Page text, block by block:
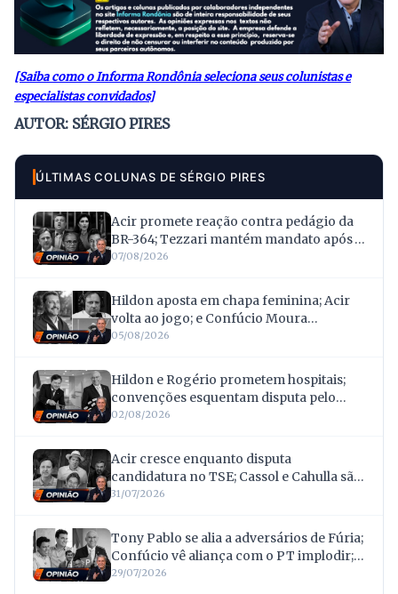
[Saiba como o Informa Rondônia seleciona seus colunistas e
especialistas convidados]
AUTOR: SÉRGIO PIRES
ÚLTIMAS COLUNAS DE SÉRGIO PIRES
Acir promete reação contra pedágio da
BR-364; Tezzari mantém mandato após
troca para apoiar Fúria; e Marina Silva e
07/08/2026
Hildon aposta em chapa feminina; Acir
volta ao jogo; e Confúcio Moura
surpreende ao renunciar à reeleição
05/08/2026
Hildon e Rogério prometem hospitais;
convenções esquentam disputa pelo
Governo; e Acir mira votos deixados por
02/08/2026
Acir cresce enquanto disputa
candidatura no TSE; Cassol e Cahulla são
absolvidos após 16 anos; Scheid
bandeira eleitoral
31/07/2026
Tony Pablo se alia a adversários de Fúria;
Confúcio vê aliança com o PT implodir; e
Netto ganha vice contestado
29/07/2026